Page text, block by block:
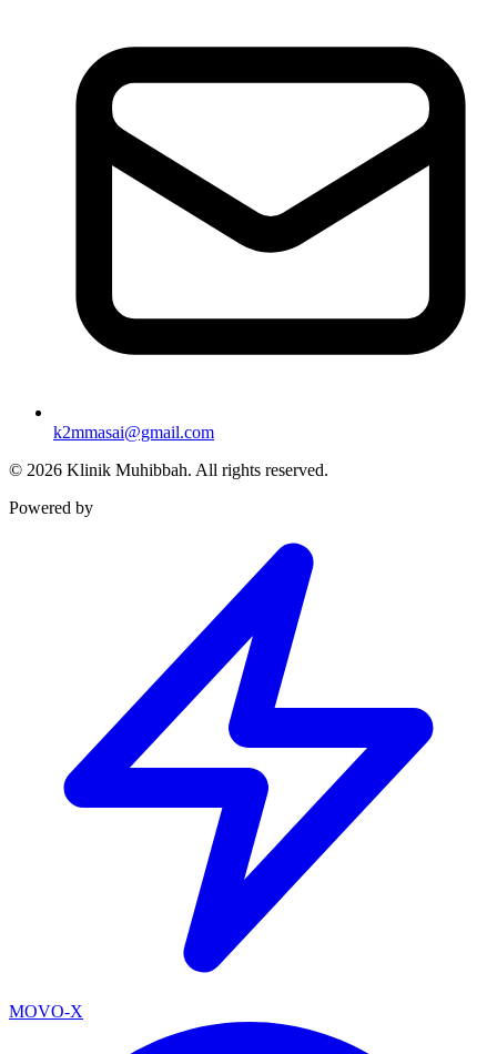
k2mmasai@gmail.com
© 2026 Klinik Muhibbah. All rights reserved.
Powered by
MOVO-X